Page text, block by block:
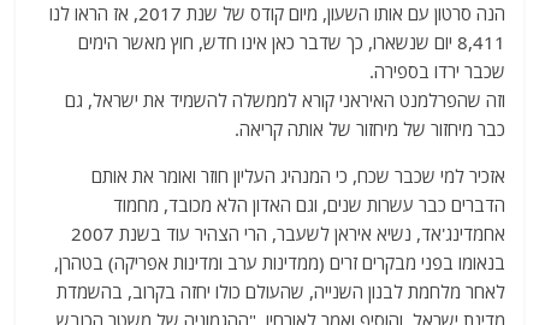
הנה סרטון עם אותו השעון, מיום קודס של שנת 2017, אז הראו לנו
8,411 יום שנשארו, כך שדבר כאן אינו חדש, חוץ מאשר הימים
שכבר ירדו בספירה.
וזה שהפרלמנט האיראני קורא לממשלה להשמיד את ישראל, גם
כבר מיחזור של מיחזור של אותה קריאה.
אזכיר למי שכבר שכח, כי המנהיג העליון חוזר ואומר את אותם
הדברים כבר עשרות שנים, וגם האדון הלא מכובד, מחמוד
אחמדינג'אד, נשיא איראן לשעבר, הרי הצהיר עוד בשנת 2007
בנאומו בפני מבקרים זרים (ממדינות ערב ומדינות אפריקה) בטהרן,
לאחר מלחמת לבנון השנייה, שהעולם כולו יחזה בקרוב, בהשמדת
מדינת ישראל, והוסיף ואמר לאורחיו, "ההגמוניה של משטר הכובש